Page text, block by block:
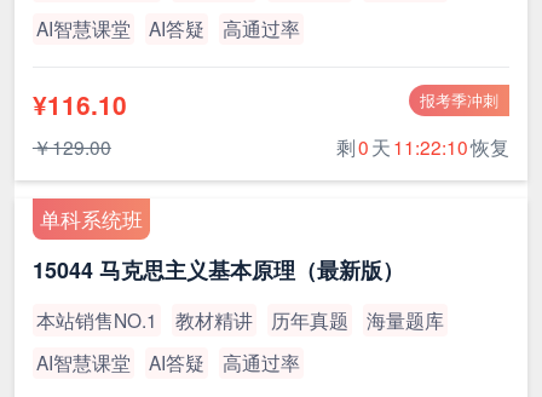
AI智慧课堂
AI答疑 高通过率
报考季冲刺
¥116.10
￥129.00 剩0天11:22:10恢复
单科系统班
15044 马克思主义基本原理（最新版）
本站销售NO.1 教材精讲 历年真题
海量题库
AI智慧课堂
AI答疑 高通过率